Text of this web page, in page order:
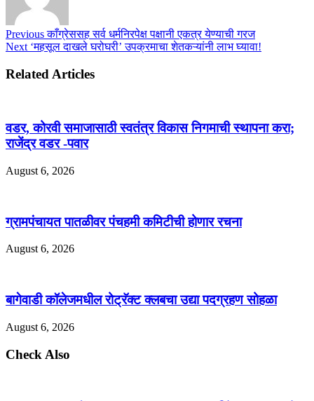
Previousकाँग्रेससह सर्व धर्मनिरपेक्ष पक्षानी एकत्र येण्याची गरज
Next ‘महसूल दाखले घरोघरी’ उपक्रमाचा शेतकऱ्यांनी लाभ घ्यावा!
Related Articles
वडर, कोरवी समाजासाठी स्वतंत्र विकास निगमाची स्थापना करा;
राजेंद्र वडर -पवार
August 6, 2026
ग्रामपंचायत पातळीवर पंचहमी कमिटीची होणार रचना
August 6, 2026
बागेवाडी कॉलेजमधील रोट्रॅक्ट क्लबचा उद्या पदग्रहण सोहळा
August 6, 2026
Check Also